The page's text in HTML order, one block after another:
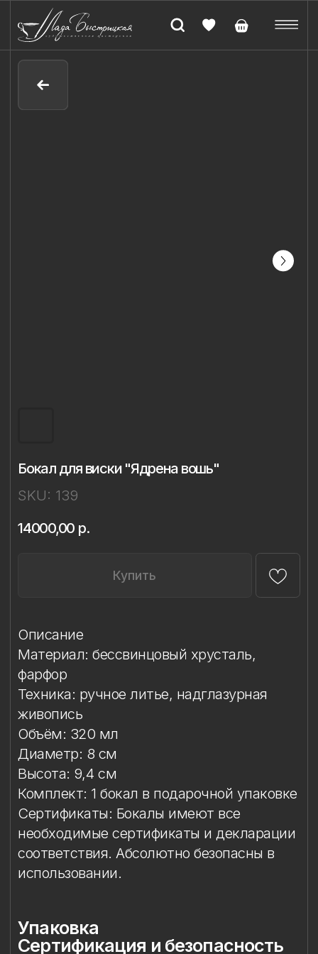
Описание
фарфор
Комплект: 1 бокал в подарочной упаковке
Сертификаты: Бокалы имеют все
необходимые сертификаты и декларации
соответствия. Абсолютно безопасны в
использовании.
Упаковка
Сертификация и безопасность
Условия эксплуатации
Мойка
Защита от повреждений
Особое внимание к
фарфоровому элементу
Упаковка
Подарочная упаковка входит
в стоимость изделия.
Изделие прошло необходимые
испытания и имеет сертификаты
соответствия. Бокал безопасен для